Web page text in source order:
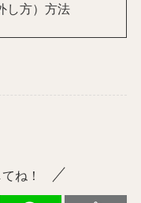
し方）方法
ね！